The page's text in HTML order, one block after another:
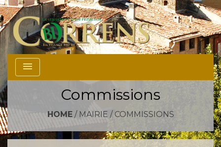
menu
Commissions
HOME/ MAIRIE / COMMISSIONS